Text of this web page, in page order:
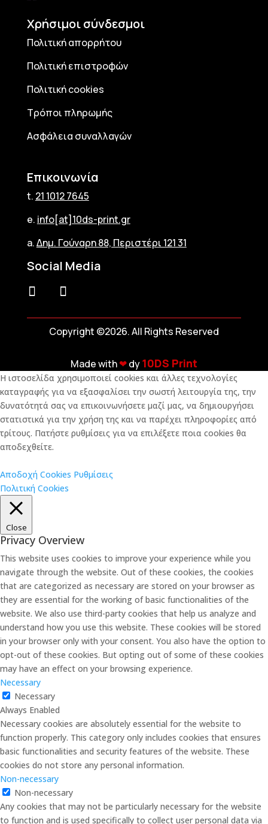
Χρήσιμοι σύνδεσμοι
Πολιτική απορρήτου
Πολιτική επιστροφών
Πολιτική cookies
Τρόποι πληρωμής
Ασφάλεια συναλλαγών
Επικοινωνία
t. 21 1012 7645
e. info[at]10ds-print.gr
a.Δημ. Γούναρη 88, Περιστέρι 121 31
Social Media
Copyright ©2026. All Rights Reserved
Made with❤︎dy10DS Print
Η ιστοσελίδα χρησιμοποιεί cookies και άλλες τεχνολογίες
καταγραφής για να εξασφαλίσει την σωστή λειτουργία της, την
δυνατότητά σας να επικοινωνήσετε μαζί μας, να δημιουργήσει
στατιστικά για την χρήση της και να παρέχει πληροφορίες από
τρίτους. Πατήστε ρυθμίσεις για να επιλέξετε ποια cookies θα
αποδεχθείτε.
Αποδοχή Cookies Ρυθμίσεις
Πολιτική Cookies
Close
Privacy Overview
This website uses cookies to improve your experience while you
navigate through the website. Out of these cookies, the cookies
that are categorized as necessary are stored on your browser as
they are essential for the working of basic functionalities of the
website. We also use third-party cookies that help us analyze and
understand how you use this website. These cookies will be stored
in your browser only with your consent. You also have the option to
opt-out of these cookies. But opting out of some of these cookies
may have an effect on your browsing experience.
Necessary
Necessary
Always Enabled
Necessary cookies are absolutely essential for the website to
function properly. This category only includes cookies that ensures
basic functionalities and security features of the website. These
cookies do not store any personal information.
Non-necessary
Non-necessary
Any cookies that may not be particularly necessary for the website
to function and is used specifically to collect user personal data via